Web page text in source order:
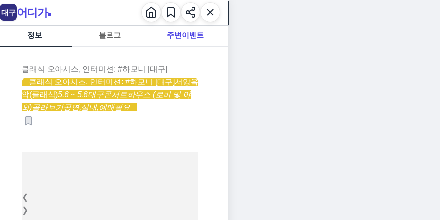
정보 블로그 주변이벤트
클래식 오아시스, 인터미션: #하모니 [대구]
클래식 오아시스, 인터미션: #하모니 [대구]서양음
악(클래식)5.6 ~ 5.6대구콘서트하우스 (로비 및 야
외)골라보기공연,실내,예매필요
❮
❯
대구 어디가